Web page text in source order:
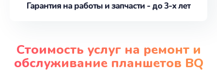
Гарантия на работы и запчасти - до 3-х лет
Стоимость услуг на ремонт и
обслуживание планшетов BQ